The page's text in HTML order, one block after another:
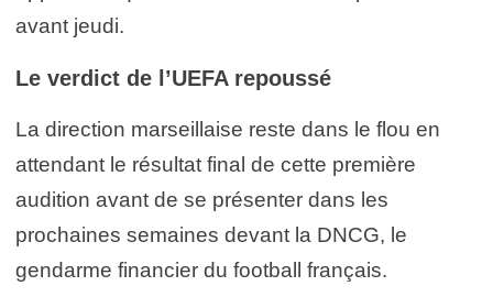
avant jeudi.
Le verdict de l’UEFA repoussé
La direction marseillaise reste dans le flou en
attendant le résultat final de cette première
audition avant de se présenter dans les
prochaines semaines devant la DNCG, le
gendarme financier du football français.